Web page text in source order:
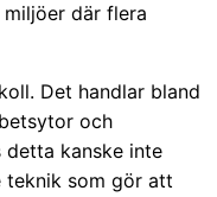
där flera
Det handlar bland
och
detta kanske inte
teknik som gör att